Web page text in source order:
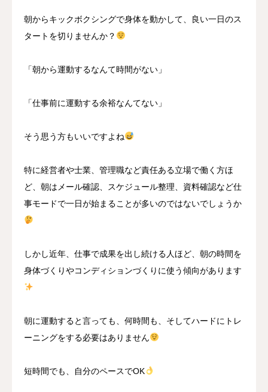
朝からキックボクシングで身体を動かして、良い一日のス
タートを切りませんか？
「朝から運動するなんて時間がない」
「仕事前に運動する余裕なんてない」
そう思う方もいいですよね
特に経営者や士業、管理職など責任ある立場で働く方ほ
ど、朝はメール確認、スケジュール整理、資料確認など仕
事モードで一日が始まることが多いのではないでしょうか
しかし近年、仕事で成果を出し続ける人ほど、朝の時間を
身体づくりやコンディションづくりに使う傾向があります
朝に運動すると言っても、何時間も、そしてハードにトレ
ーニングをする必要はありません
短時間でも、自分のペースでOK